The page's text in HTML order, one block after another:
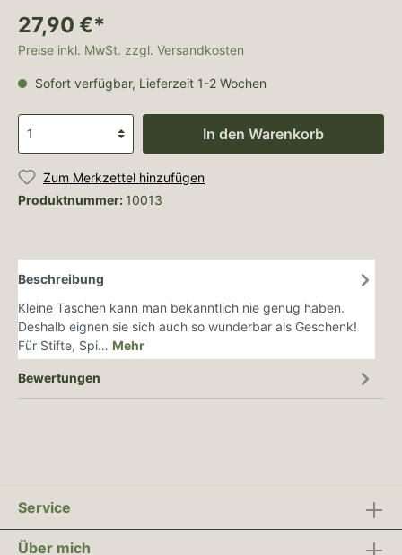
27,90 €*
Preise inkl. MwSt. zzgl. Versandkosten
Sofort verfügbar, Lieferzeit 1-2 Wochen
In den Warenkorb
Zum Merkzettel hinzufügen
Produktnummer: 10013
Beschreibung
Kleine Taschen kann man bekanntlich nie genug haben.
Deshalb eignen sie sich auch so wunderbar als Geschenk!
Für Stifte, Spi… Mehr
Bewertungen
Service
Über mich